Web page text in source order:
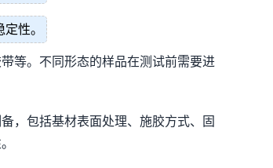
性。
等。不同形态的样品在测试前需要进
，包括基材表面处理、施胶方式、固